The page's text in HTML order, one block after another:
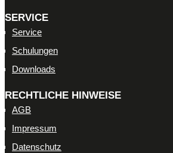
SERVICE
Service
Schulungen
Downloads
RECHTLICHE HINWEISE
AGB
Impressum
Datenschutz